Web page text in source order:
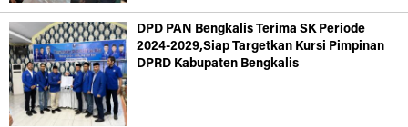
DPD PAN Bengkalis Terima SK Periode
2024-2029,Siap Targetkan Kursi Pimpinan
DPRD Kabupaten Bengkalis